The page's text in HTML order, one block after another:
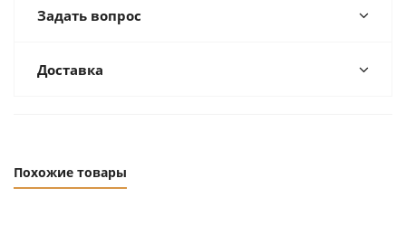
Задать вопрос
Доставка
Похожие товары